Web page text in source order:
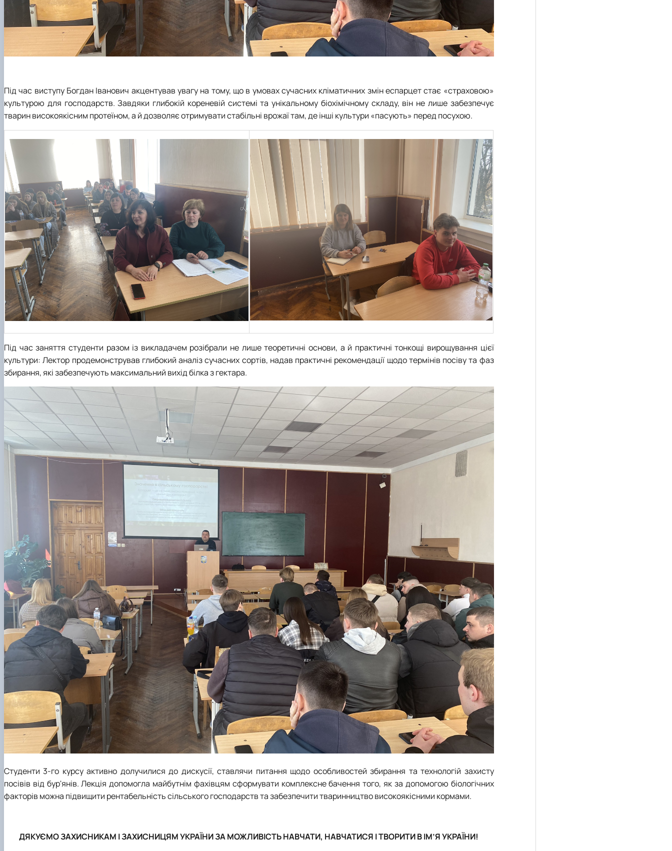
Під час виступу Богдан Іванович акцентував увагу на тому, що в умовах сучасних кліматичних змін еспарцет стає «страховою»
культурою для господарств. Завдяки глибокій кореневій системі та унікальному біохімічному складу, він не лише забезпечує
тварин високоякісним протеїном, а й дозволяє отримувати стабільні врожаї там, де інші культури «пасують» перед посухою.
Під час заняття студенти разом із викладачем розібрали не лише теоретичні основи, а й практичні тонкощі вирощування цієї
культури: Лектор продемонстрував глибокий аналіз сучасних сортів, надав практичні рекомендації щодо термінів посіву та фаз
збирання, які забезпечують максимальний вихід білка з гектара.
Студенти 3-го курсу активно долучилися до дискусії, ставлячи питання щодо особливостей збирання та технологій захисту
посівів від бур'янів. Лекція допомогла майбутнім фахівцям сформувати комплексне бачення того, як за допомогою біологічних
факторів можна підвищити рентабельність сільського господарств та забезпечити тваринництво високоякісними кормами.
ДЯКУЄМО ЗАХИСНИКАМ І ЗАХИСНИЦЯМ УКРАЇНИ ЗА МОЖЛИВІСТЬ НАВЧАТИ, НАВЧАТИСЯ І ТВОРИТИ В ІМ’Я УКРАЇНИ!